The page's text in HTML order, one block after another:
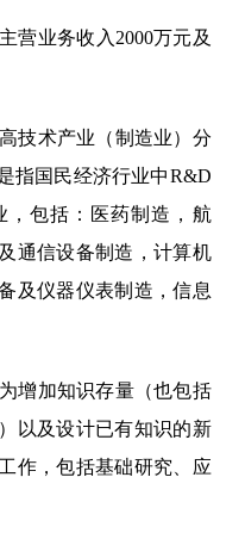
营业务收入2000万元及
技术产业（制造业）分
指国民经济行业中R&D
，包括：医药制造，航
通信设备制造，计算机
及仪器仪表制造，信息
增加知识存量（也包括
以及设计已有知识的新
作，包括基础研究、应